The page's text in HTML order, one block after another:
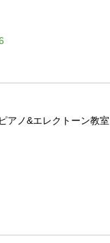
アノ&エレクトーン教